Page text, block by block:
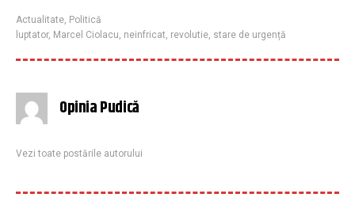
Actualitate Politică
luptator, Marcel Ciolacu neinfricat revolutie stare de urgență
Opinia Pudică
Vezi toate postările autorului